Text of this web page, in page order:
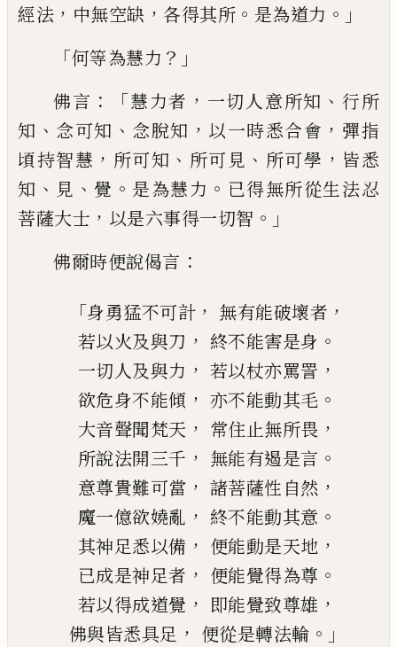
經法 ， 中無空缺 ， 各得其所 。 是為道力 。」
「何等為慧力 ？」
佛言 ：「慧力者 ， 一切人意所知 、 行所
知 、 念可知 、 念脫知 ， 以一時悉合會 ， 彈指
頃持智慧 ， 所可知 、 所可 見 、 所可學 ， 皆悉
知 、 見 、 覺 。 是為慧力 。 已得無所從生法忍
菩薩大士 ， 以是六事得一切智 。」
佛爾時便說偈言 ：
「身勇猛不可計 ， 無有能破壞者 ，
若以火及與刀 ， 終不能害是身 。
一切人及與力 ， 若以杖亦罵詈 ，
欲危身不能傾 ， 亦不能動其毛 。
大音聲聞梵天 ， 常住止無所畏 ，
所說法開三千 ， 無能有遏是言 。
意尊貴難可當 ， 諸菩薩性自然 ，
魔一億欲嬈亂 ， 終不能動其意 。
其神足悉以備 ， 便能動是天地 ，
已成是神足者 ， 便能覺得為尊 。
若以得成道覺 ， 即能覺致尊雄 ，
佛與皆悉具足 ， 便從是轉法輪 。」